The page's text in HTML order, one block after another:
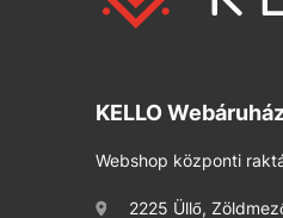
KELLO
Webshop központi
2225 Üllő,